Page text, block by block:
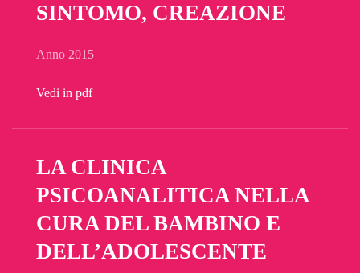
SINTOMO, CREAZIONE
Anno 2015
Vedi in pdf
LA CLINICA
PSICOANALITICA NELLA
CURA DEL BAMBINO E
DELL’ADOLESCENTE